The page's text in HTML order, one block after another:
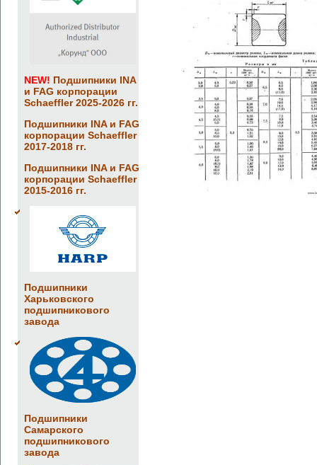
NEW! Подшипники INA
и FAG корпорации
Schaeffler 2025-2026 гг.
Подшипники INA и FAG
корпорации Schaeffler
2017-2018 гг.
Подшипники INA и FAG
корпорации Schaeffler
2015-2016 гг.
Подшипники
Харьковского
подшипникового
завода
Подшипники
Самарского
подшипникового
завода